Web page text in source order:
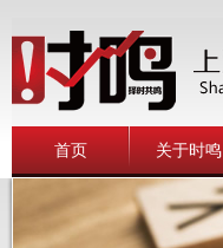
首页 关于时鸣